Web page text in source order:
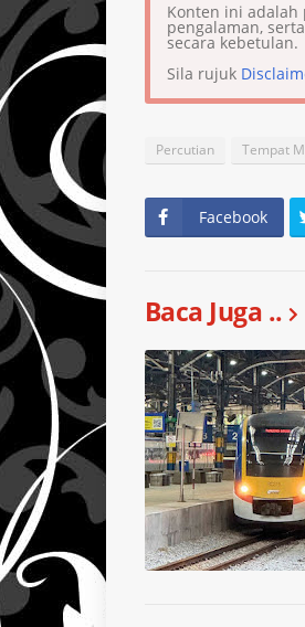
Konten ini
pengalaman,
secara kebetulan.
Sila rujuk
Percutian Tempat
Facebook
Baca Juga ..